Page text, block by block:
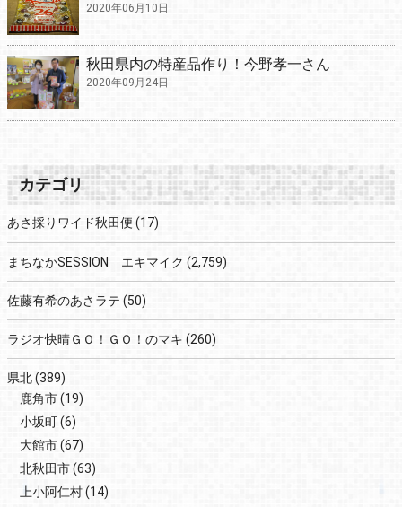
2020年06月10日
秋田県内の特産品作り！今野孝一さん
2020年09月24日
カテゴリ
あさ採りワイド秋田便 (17)
まちなかSESSION エキマイク (2,759)
佐藤有希のあさラテ (50)
ラジオ快晴ＧＯ！ＧＯ！のマキ (260)
県北(389)
鹿角市(19)
小坂町(6)
大館市(67)
北秋田市(63)
上小阿仁村(14)